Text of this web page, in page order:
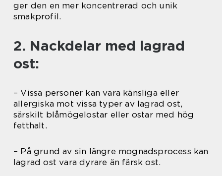
ger den en mer koncentrerad och unik
smakprofil.
2. Nackdelar med lagrad
ost:
– Vissa personer kan vara känsliga eller
allergiska mot vissa typer av lagrad ost,
särskilt blåmögelostar eller ostar med hög
fetthalt.
– På grund av sin längre mognadsprocess kan
lagrad ost vara dyrare än färsk ost.